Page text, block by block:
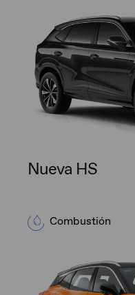
Nueva HS
Combustión